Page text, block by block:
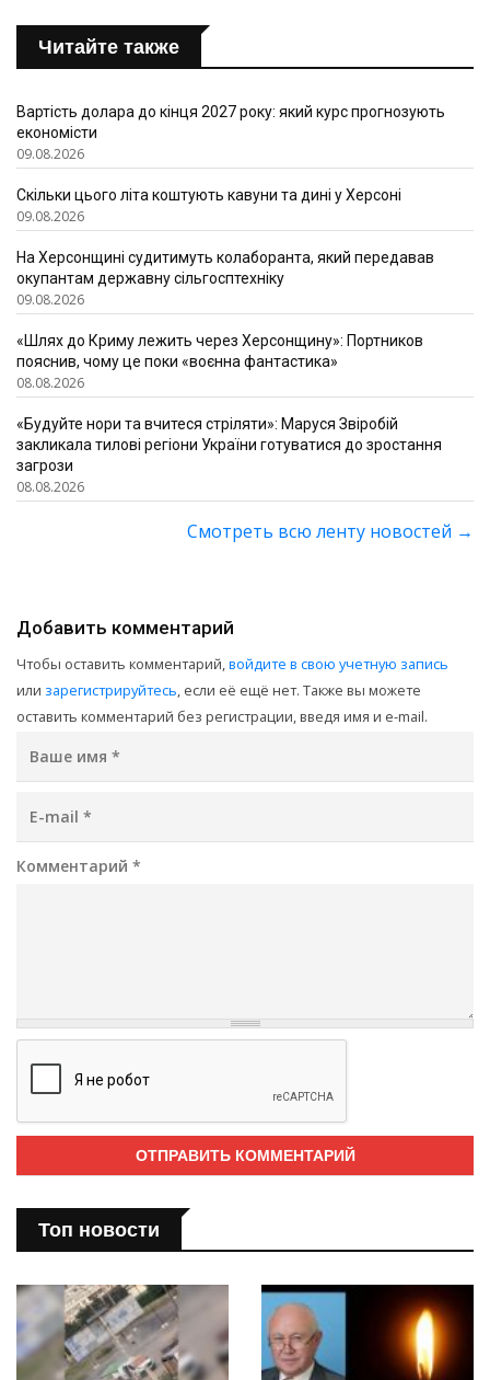
Читайте также
Вартість долара до кінця 2027 року: який курс прогнозують
економісти
09.08.2026
Скільки цього літа коштують кавуни та дині у Херсоні
09.08.2026
На Херсонщині судитимуть колаборанта, який передавав
окупантам державну сільгосптехніку
09.08.2026
«Шлях до Криму лежить через Херсонщину»: Портников
пояснив, чому це поки «воєнна фантастика»
08.08.2026
«Будуйте нори та вчитеся стріляти»: Маруся Звіробій
закликала тилові регіони України готуватися до зростання
загрози
08.08.2026
Смотреть всю ленту новостей →
Добавить комментарий
Чтобы оставить комментарий, войдите в свою учетную запись
или зарегистрируйтесь , если её ещё нет. Также вы можете
оставить комментарий без регистрации, введя имя и e-mail.
Комментарий *
Топ новости